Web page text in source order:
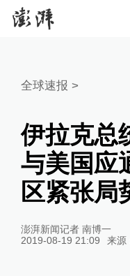
全球速报 >
伊拉克总
与美国应
区紧张局
澎湃新闻记者 南博一
2019-08-19 21:09
来源